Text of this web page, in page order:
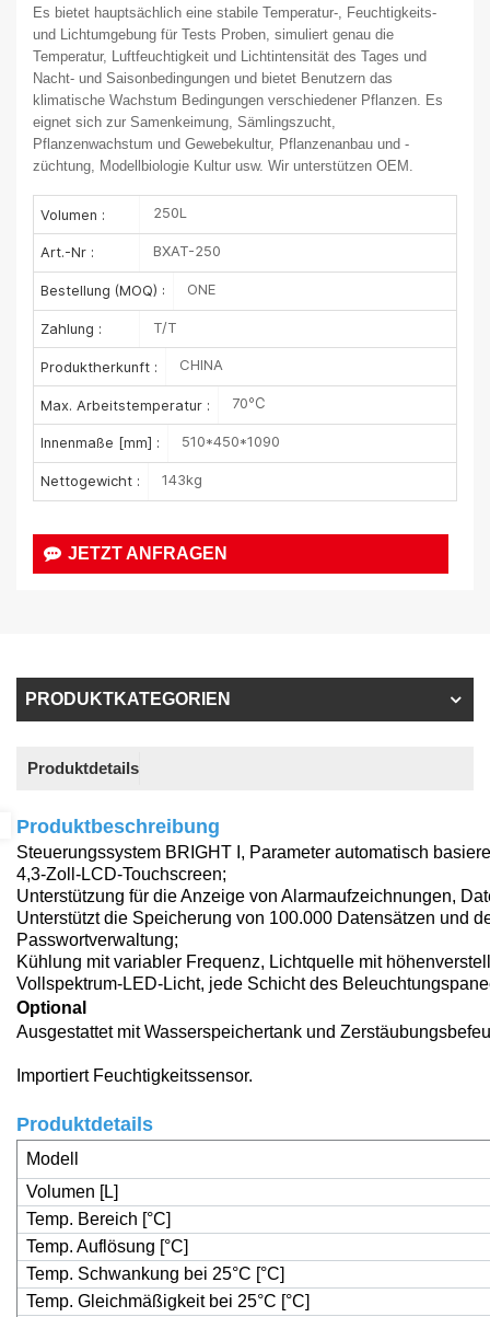
Es bietet hauptsächlich eine stabile Temperatur-, Feuchtigkeits-
und Lichtumgebung für Tests Proben, simuliert genau die
Temperatur, Luftfeuchtigkeit und Lichtintensität des Tages und
Nacht- und Saisonbedingungen und bietet Benutzern das
klimatische Wachstum Bedingungen verschiedener Pflanzen. Es
eignet sich zur Samenkeimung, Sämlingszucht,
Pflanzenwachstum und Gewebekultur, Pflanzenanbau und -
züchtung, Modellbiologie Kultur usw. Wir unterstützen OEM.
Volumen : 250L
Art.-Nr : BXAT-250
Bestellung (MOQ) : ONE
Zahlung : T/T
Produktherkunft : CHINA
Max. Arbeitstemperatur : 70℃
Innenmaße [mm] : 510*450*1090
Nettogewicht : 143kg
JETZT ANFRAGEN
PRODUKTKATEGORIEN
Produktdetails
Produktbeschreibung
Steuerungssystem BRIGHT I, Parameter automatisch
4,3-Zoll-LCD-Touchscreen;
Unterstützung für die Anzeige von Alarmaufzeichnungen,
Unterstützt die Speicherung von 100.000 Datensätzen und
Passwortverwaltung;
Kühlung mit variabler Frequenz, Lichtquelle mit
Vollspektrum-LED-Licht, jede Schicht des
Optional
Ausgestattet mit Wasserspeichertank und
Importiert Feuchtigkeitssensor.
Produktdetails
Modell
Volumen [L]
Temp. Bereich [°C]
Temp. Auflösung [°C]
Temp. Schwankung bei 25°C [°C]
Temp. Gleichmäßigkeit bei 25°C [°C]